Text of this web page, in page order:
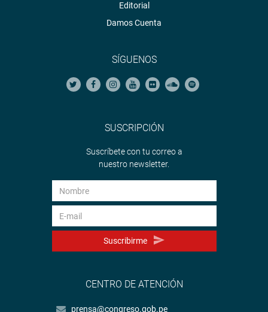
Editorial
Damos Cuenta
SÍGUENOS
SUSCRIPCIÓN
Suscríbete con tu correo a
nuestro newsletter.
Suscribirme
CENTRO DE ATENCIÓN
prensa@congreso.gob.pe